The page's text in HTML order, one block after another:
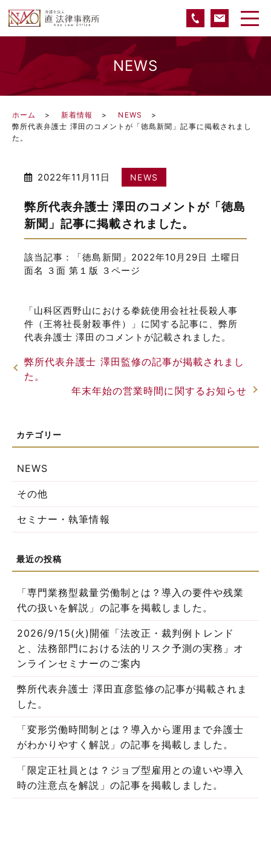
NEWS
ホーム 新着情報
NEWS
弊所代表弁護士 澤田のコメントが「徳島新聞」記事に掲載されまし
た。
2022年11月11日 NEWS
弊所代表弁護士 澤田のコメントが「徳島
新聞」記事に掲載されました。
該当記事：「徳島新聞」2022年10月29日 土曜日
面名 ３面 第１版 ３ページ
「山科区西野山における拳銃使用会社社長殺人事
件（王将社長射殺事件）」に関する記事に、弊所
代表弁護士 澤田のコメントが記載されました。
弊所代表弁護士 澤田監修の記事が掲載されまし
た。
年末年始の営業時間に関するお知らせ
NEWS
その他
セミナー・執筆情報
「専門業務型裁量労働制とは？導入の要件や残業
代の扱いを解説」の記事を掲載しました。
2026/9/15(火)開催「法改正・裁判例トレンド
と、法務部門における法的リスク予測の実務」オ
ンラインセミナーのご案内
弊所代表弁護士 澤田直彦監修の記事が掲載されま
した。
「変形労働時間制とは？導入から運用まで弁護士
がわかりやすく解説」の記事を掲載しました。
「限定正社員とは？ジョブ型雇用との違いや導入
時の注意点を解説」の記事を掲載しました。